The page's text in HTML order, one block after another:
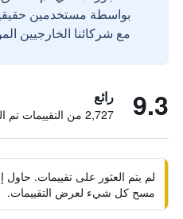
مع شركائنا الخارجيين
9.3 رائع
2,727 من التقييمات تم التحقق منها
لم يتم العثور على تقييمات. حاول
مسح كل شيء لعرض التقييمات.